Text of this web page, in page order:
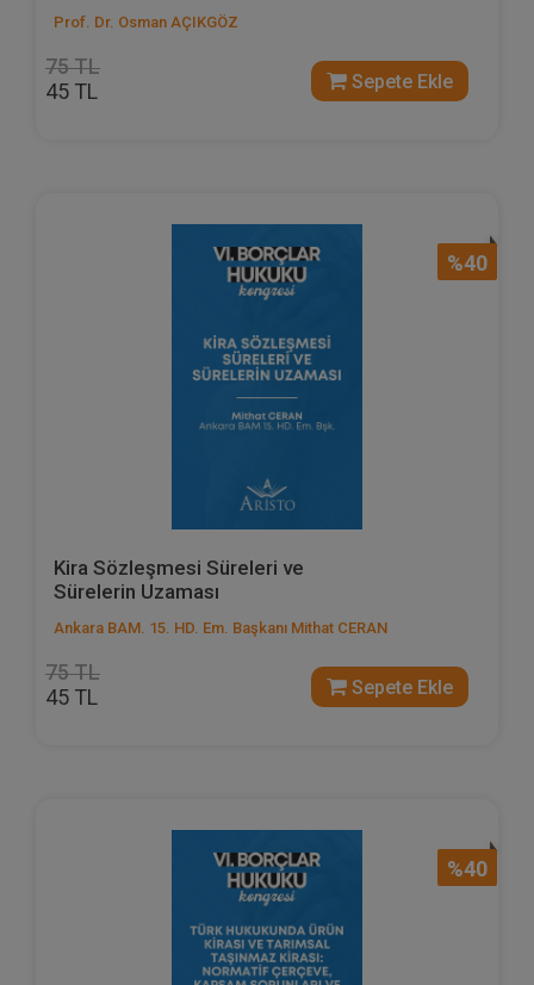
Prof. Dr. Osman AÇIKGÖZ
75 TL
45 TL Sepete Ekle
%40
Kira Sözleşmesi Süreleri ve
Sürelerin Uzaması
Ankara BAM. 15. HD. Em. Başkanı Mithat CERAN
75 TL
45 TL Sepete Ekle
%40